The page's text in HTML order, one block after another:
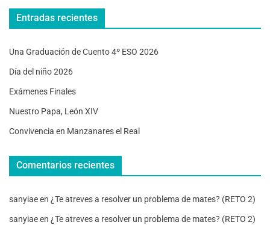
Entradas recientes
Una Graduación de Cuento 4º ESO 2026
Día del niño 2026
Exámenes Finales
Nuestro Papa, León XIV
Convivencia en Manzanares el Real
Comentarios recientes
sanyiaeen ¿Te atreves a resolver un problema de mates? (RETO 2)
sanyiaeen ¿Te atreves a resolver un problema de mates? (RETO 2)